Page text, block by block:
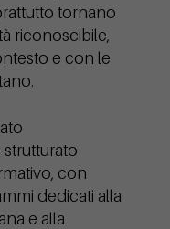
tornano
riconoscibile,
e con le
con
dedicati alla
e alla